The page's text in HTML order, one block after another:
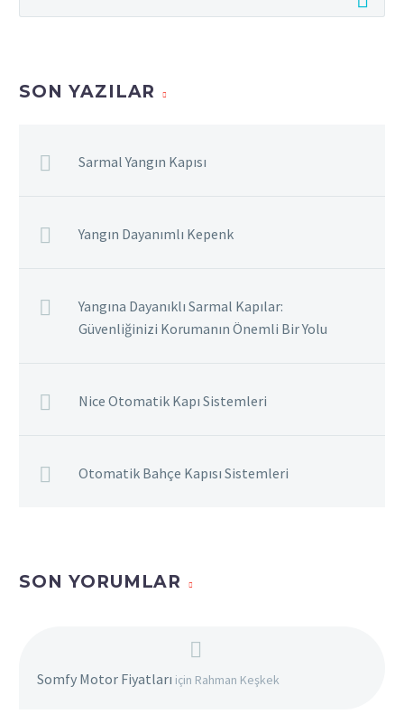
SON YAZILAR
Sarmal Yangın Kapısı
Yangın Dayanımlı Kepenk
Yangına Dayanıklı Sarmal Kapılar:
Güvenliğinizi Korumanın Önemli Bir Yolu
Nice Otomatik Kapı Sistemleri
Otomatik Bahçe Kapısı Sistemleri
SON YORUMLAR
Somfy Motor Fiyatları için Rahman Keşkek